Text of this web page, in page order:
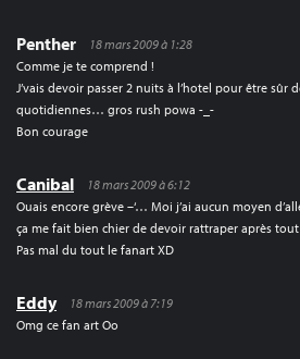
Penther
18 mars 2009 à 1:28
Comme je te comprend !
J’vais devoir passer 2 nuits à l’hotel pour être sûr
quotidiennes… gros rush powa -_-
Bon courage
Canibal
18 mars 2009 à 6:12
Ouais encore grève –‘… Moi j’ai aucun moyen
ça me fait bien chier de devoir rattraper après tout
Pas mal du tout le fanart XD
Eddy
18 mars 2009 à 7:19
Omg ce fan art Oo